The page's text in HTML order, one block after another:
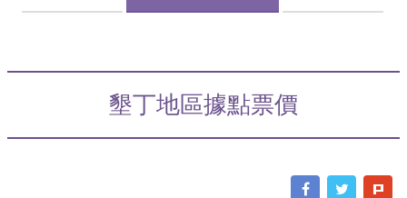
墾丁地區據點票價